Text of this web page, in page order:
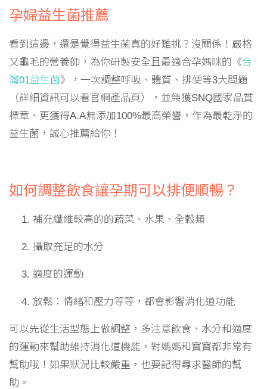
孕婦益生菌推薦
看到這邊，還是覺得益生菌真的好難挑？沒關係！嚴格
又龜毛的營養師，為你研製安全且最適合孕媽咪的《台
灣01益生菌》，一次調整呼吸、體質、排便等3大問題
（詳細資訊可以看官網產品頁），並榮獲SNQ國家品質
標章、更獲得A.A無添加100%最高榮譽，作為最乾淨的
益生菌，誠心推薦給你！
如何調整飲食讓孕期可以排便順暢？
補充纖維較高的的蔬菜、水果、全穀類
攝取充足的水分
適度的運動
放鬆：情緒和壓力等等，都會影響消化道功能
可以先從生活型態上做調整，多注意飲食、水分和適度
的運動來幫助維持消化道機能，對媽媽和寶寶都非常有
幫助哦！如果狀況比較嚴重，也要記得尋求醫師的幫
助。